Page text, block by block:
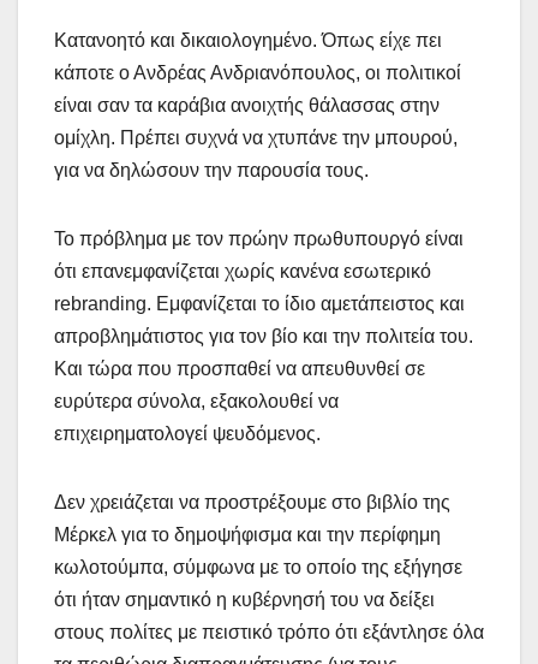
Κατανοητό και δικαιολογημένο. Όπως είχε πει
κάποτε ο Ανδρέας Ανδριανόπουλος, οι πολιτικοί
είναι σαν τα καράβια ανοιχτής θάλασσας στην
ομίχλη. Πρέπει συχνά να χτυπάνε την μπουρού,
για να δηλώσουν την παρουσία τους.
Το πρόβλημα με τον πρώην πρωθυπουργό είναι
ότι επανεμφανίζεται χωρίς κανένα εσωτερικό
rebranding. Εμφανίζεται το ίδιο αμετάπειστος και
απροβλημάτιστος για τον βίο και την πολιτεία του.
Και τώρα που προσπαθεί να απευθυνθεί σε
ευρύτερα σύνολα, εξακολουθεί να
επιχειρηματολογεί ψευδόμενος.
Δεν χρειάζεται να προστρέξουμε στο βιβλίο της
Μέρκελ για το δημοψήφισμα και την περίφημη
κωλοτούμπα, σύμφωνα με το οποίο της εξήγησε
ότι ήταν σημαντικό η κυβέρνησή του να δείξει
στους πολίτες με πειστικό τρόπο ότι εξάντλησε όλα